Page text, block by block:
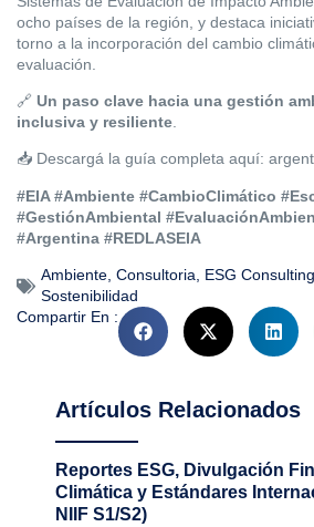
ocho países de la región, y destaca
torno a la incorporación del cambio
evaluación.
🔗 Un paso clave hacia una gestión
inclusiva y resiliente
📥 Descargá la guía completa aquí:
#EIA #Ambiente #CambioClimático
#GestiónAmbiental
#Argentina #REDLASEIA
Ambiente Consultoria ESG
Sostenibilidad
Compartir En :
Artículos Relacionados
Reportes ESG, Divulgación
Climática y Estándares
NIIF S1/S2)